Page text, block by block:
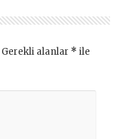
Gerekli alanlar * ile